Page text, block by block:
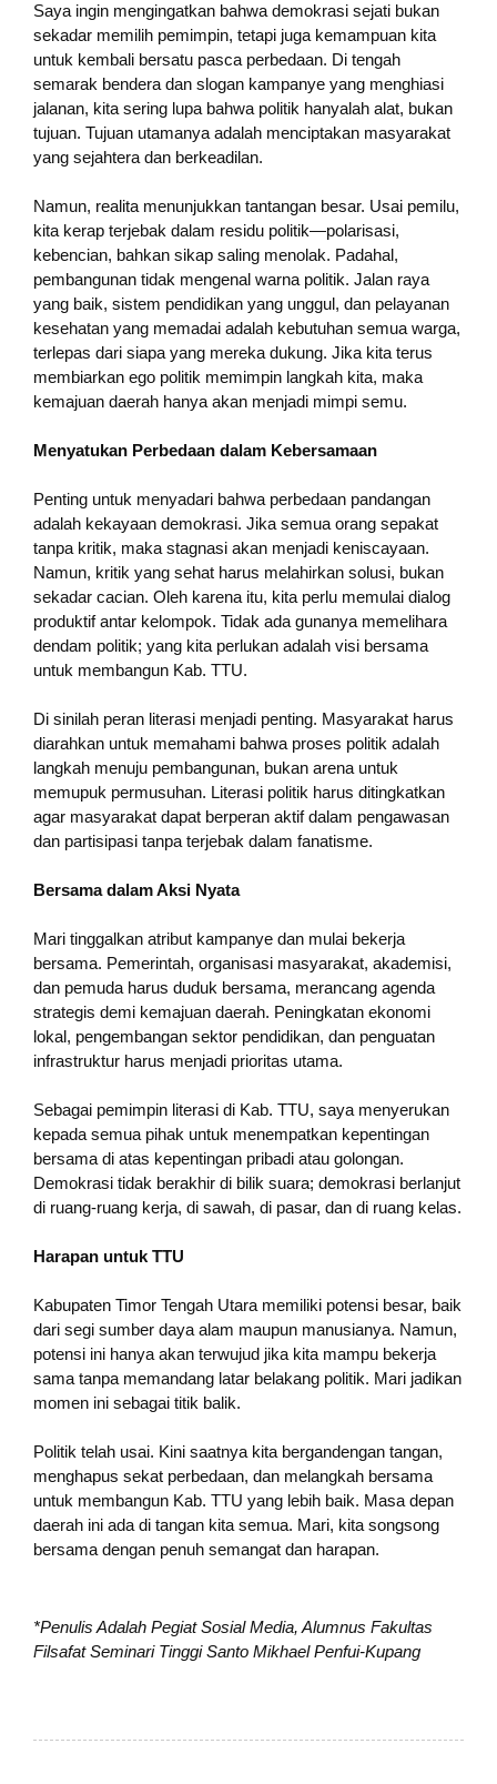
Saya ingin mengingatkan bahwa demokrasi sejati bukan
sekadar memilih pemimpin, tetapi juga kemampuan kita
untuk kembali bersatu pasca perbedaan. Di tengah
semarak bendera dan slogan kampanye yang menghiasi
jalanan, kita sering lupa bahwa politik hanyalah alat, bukan
tujuan. Tujuan utamanya adalah menciptakan masyarakat
yang sejahtera dan berkeadilan.
Namun, realita menunjukkan tantangan besar. Usai pemilu,
kita kerap terjebak dalam residu politik—polarisasi,
kebencian, bahkan sikap saling menolak. Padahal,
pembangunan tidak mengenal warna politik. Jalan raya
yang baik, sistem pendidikan yang unggul, dan pelayanan
kesehatan yang memadai adalah kebutuhan semua warga,
terlepas dari siapa yang mereka dukung. Jika kita terus
membiarkan ego politik memimpin langkah kita, maka
kemajuan daerah hanya akan menjadi mimpi semu.
Menyatukan Perbedaan dalam Kebersamaan
Penting untuk menyadari bahwa perbedaan pandangan
adalah kekayaan demokrasi. Jika semua orang sepakat
tanpa kritik, maka stagnasi akan menjadi keniscayaan.
Namun, kritik yang sehat harus melahirkan solusi, bukan
sekadar cacian. Oleh karena itu, kita perlu memulai dialog
produktif antar kelompok. Tidak ada gunanya memelihara
dendam politik; yang kita perlukan adalah visi bersama
untuk membangun Kab. TTU.
Di sinilah peran literasi menjadi penting. Masyarakat harus
diarahkan untuk memahami bahwa proses politik adalah
langkah menuju pembangunan, bukan arena untuk
memupuk permusuhan. Literasi politik harus ditingkatkan
agar masyarakat dapat berperan aktif dalam pengawasan
dan partisipasi tanpa terjebak dalam fanatisme.
Bersama dalam Aksi Nyata
Mari tinggalkan atribut kampanye dan mulai bekerja
bersama. Pemerintah, organisasi masyarakat, akademisi,
dan pemuda harus duduk bersama, merancang agenda
strategis demi kemajuan daerah. Peningkatan ekonomi
lokal, pengembangan sektor pendidikan, dan penguatan
infrastruktur harus menjadi prioritas utama.
Sebagai pemimpin literasi di Kab. TTU, saya menyerukan
kepada semua pihak untuk menempatkan kepentingan
bersama di atas kepentingan pribadi atau golongan.
Demokrasi tidak berakhir di bilik suara; demokrasi berlanjut
di ruang-ruang kerja, di sawah, di pasar, dan di ruang kelas.
Harapan untuk TTU
Kabupaten Timor Tengah Utara memiliki potensi besar, baik
dari segi sumber daya alam maupun manusianya. Namun,
potensi ini hanya akan terwujud jika kita mampu bekerja
sama tanpa memandang latar belakang politik. Mari jadikan
momen ini sebagai titik balik.
Politik telah usai. Kini saatnya kita bergandengan tangan,
menghapus sekat perbedaan, dan melangkah bersama
untuk membangun Kab. TTU yang lebih baik. Masa depan
daerah ini ada di tangan kita semua. Mari, kita songsong
bersama dengan penuh semangat dan harapan.
*Penulis Adalah Pegiat Sosial Media, Alumnus Fakultas
Filsafat Seminari Tinggi Santo Mikhael Penfui-Kupang